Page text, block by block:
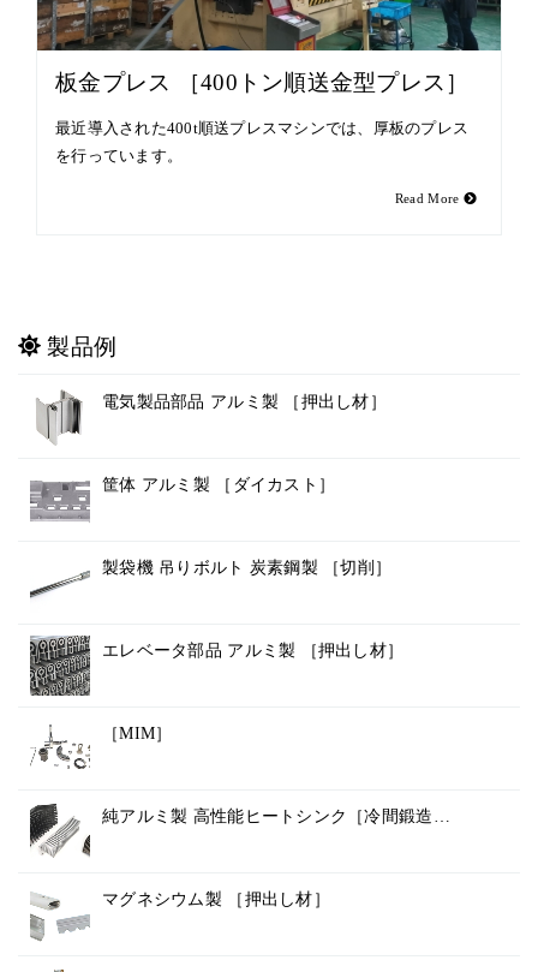
板金プレス ［400トン順送金型プレス］
最近導入された400t順送プレスマシンでは、厚板のプレス
を行っています。
Read More
製品例
電気製品部品 アルミ製 ［押出し材］
筐体 アルミ製 ［ダイカスト］
製袋機 吊りボルト 炭素鋼製 ［切削］
エレベータ部品 アルミ製 ［押出し材］
［MIM］
純アルミ製 高性能ヒートシンク［冷間鍛造…
マグネシウム製 ［押出し材］